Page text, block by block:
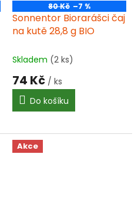
80 Kč –7 %
Sonnentor Biorarášci čaj
na kutě 28,8 g BIO
Skladem (2 ks)
74 Kč / ks
Do košíku
Akce